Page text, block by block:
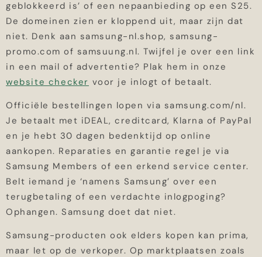
geblokkeerd is’ of een nepaanbieding op een S25.
De domeinen zien er kloppend uit, maar zijn dat
niet. Denk aan samsung-nl.shop, samsung-
promo.com of samsuung.nl. Twijfel je over een link
in een mail of advertentie? Plak hem in onze
website checker voor je inlogt of betaalt.
Officiële bestellingen lopen via samsung.com/nl.
Je betaalt met iDEAL, creditcard, Klarna of PayPal
en je hebt 30 dagen bedenktijd op online
aankopen. Reparaties en garantie regel je via
Samsung Members of een erkend service center.
Belt iemand je ‘namens Samsung’ over een
terugbetaling of een verdachte inlogpoging?
Ophangen. Samsung doet dat niet.
Samsung-producten ook elders kopen kan prima,
maar let op de verkoper. Op marktplaatsen zoals